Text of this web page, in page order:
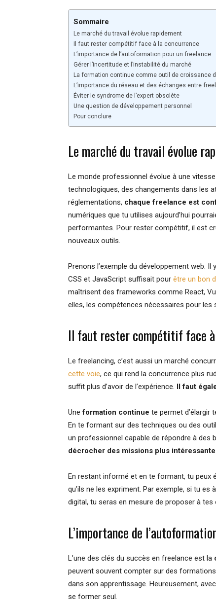
Sommaire
Le marché du travail évolue rapidement
Il faut rester compétitif face à la concurrence
L’importance de l’autoformation pour un freelance
Gérer l’incertitude et l’instabilité du marché
La formation continue comme outil de croissance
L’importance du réseau et des échanges entre
Éviter le syndrome de l’expert obsolète
Une question de développement personnel
Pour conclure
Le marché du travail évolue
Le monde professionnel évolue à une
technologiques, des changements dans les
réglementations, chaque freelance est
numériques que tu utilises aujourd’hui
performantes. Pour rester compétitif, il est
nouveaux outils.
Prenons l’exemple du développement web.
CSS et JavaScript suffisait pour être un bon
maîtrisent des frameworks comme React,
elles, les compétences nécessaires pour les
Il faut rester compétitif face
Le freelancing, c’est aussi un marché
cette voie, ce qui rend la concurrence plus
suffit plus d’avoir de l’expérience. Il faut
Uneformation continue te permet d’élargir
En te formant sur des techniques ou des
un professionnel capable de répondre à des
décrocher des missions plus
En restant informé et en te formant, tu peux
qu’ils ne les expriment. Par exemple, si tu
digital, tu seras en mesure de proposer à
L’importance de
L’une des clés du succès en freelance est la
peuvent souvent compter sur des
dans son apprentissage. Heureusement,
se former seul.